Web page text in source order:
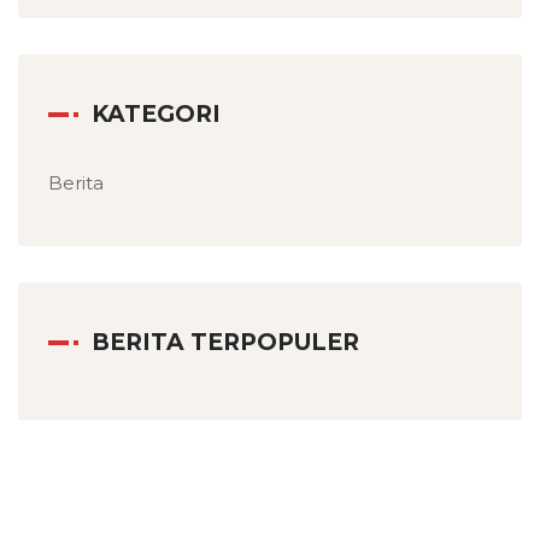
KATEGORI
Berita
BERITA TERPOPULER